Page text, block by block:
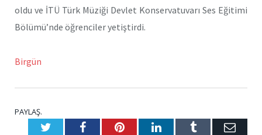
oldu ve İTÜ Türk Müziği Devlet Konservatuvarı Ses Eğitimi
Bölümü’nde öğrenciler yetiştirdi.
Birgün
PAYLAŞ.
TwitterFacebookPinterestLinkedInTumblr E-